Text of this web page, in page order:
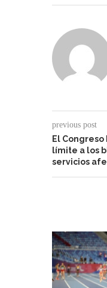
previous post
El
límite a los
servicios